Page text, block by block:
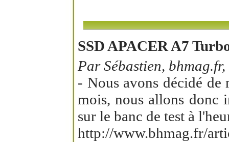
SSD APACER A7
Par Sébastien,
- Nous avons décidé de
mois, nous allons donc
sur le banc de test à
http://www.bhmag.fr/